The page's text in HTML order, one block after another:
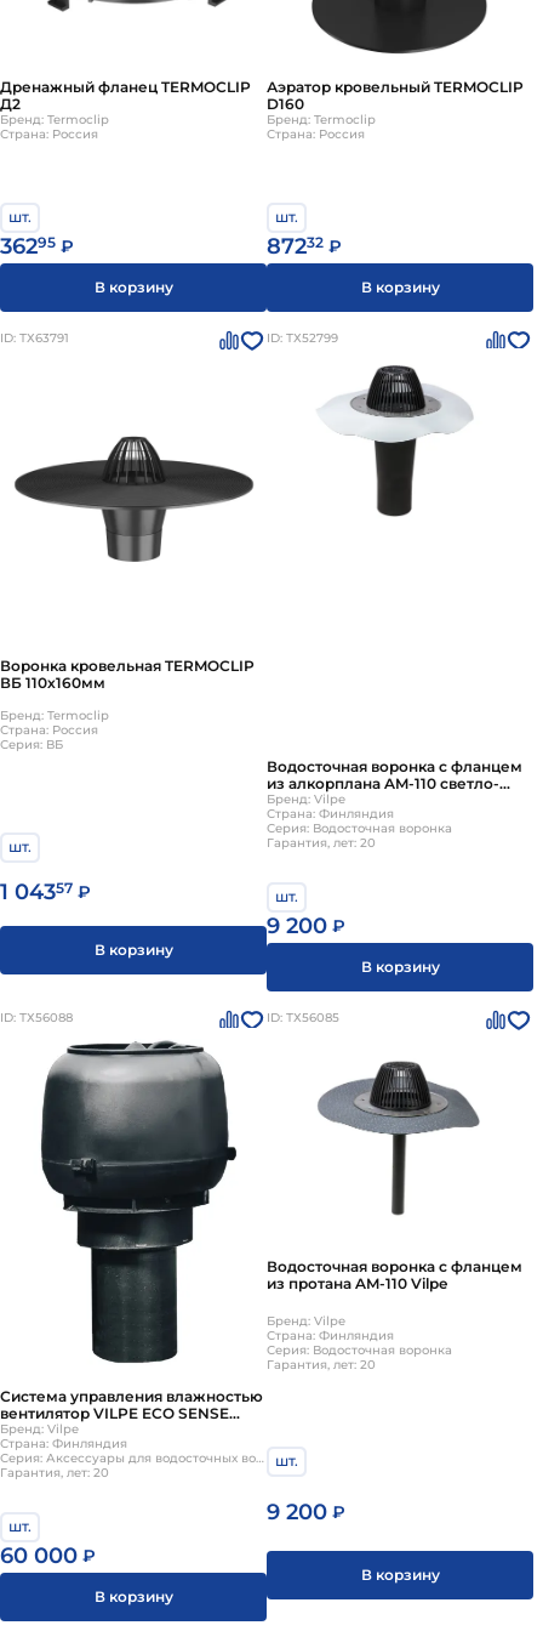
Дренажный фланец TERMOCLIP
Д2
Бренд: Termoclip
Страна: Россия
шт.
36295 ₽
В корзину
Аэратор кровельный TERMOCLIP
D160
Бренд: Termoclip
Страна: Россия
шт.
87232 ₽
В корзину
ID: ТХ63791
Воронка кровельная TERMOCLIP
ВБ 110х160мм
Бренд: Termoclip
Страна: Россия
Серия: ВБ
шт.
1 04357 ₽
В корзину
ID: ТХ52799
Водосточная воронка с фланцем
из алкорплана AM-110 светло-
серый Vilpe
Бренд: Vilpe
Страна: Финляндия
Серия: Водосточная воронка
Гарантия, лет: 20
шт.
9 200 ₽
В корзину
ID: ТХ56088
Система управления влажностью
вентилятор VILPE ECO SENSE
черный
Бренд: Vilpe
Страна: Финляндия
Серия: Аксессуары для водосточных воронок
Гарантия, лет: 20
шт.
60 000 ₽
В корзину
ID: ТХ56085
Водосточная воронка с фланцем
из протана AM-110 Vilpe
Бренд: Vilpe
Страна: Финляндия
Серия: Водосточная воронка
Гарантия, лет: 20
шт.
9 200 ₽
В корзину